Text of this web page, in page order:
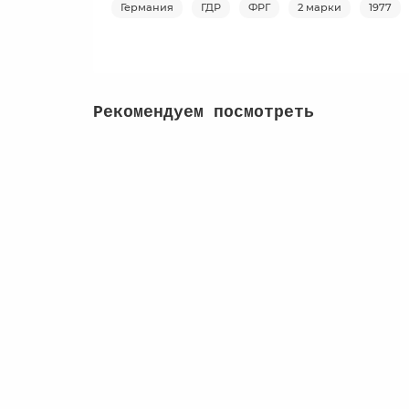
Германия ГДР ФРГ 2 марки 1977
Рекомендуем посмотреть